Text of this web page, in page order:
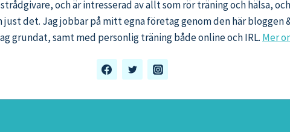
och är intresserad av allt som rör träning och hälsa,
just det. Jag jobbar på mitt egna företag genom den här
grundat, samt med personlig träning både online och IRL. Mer